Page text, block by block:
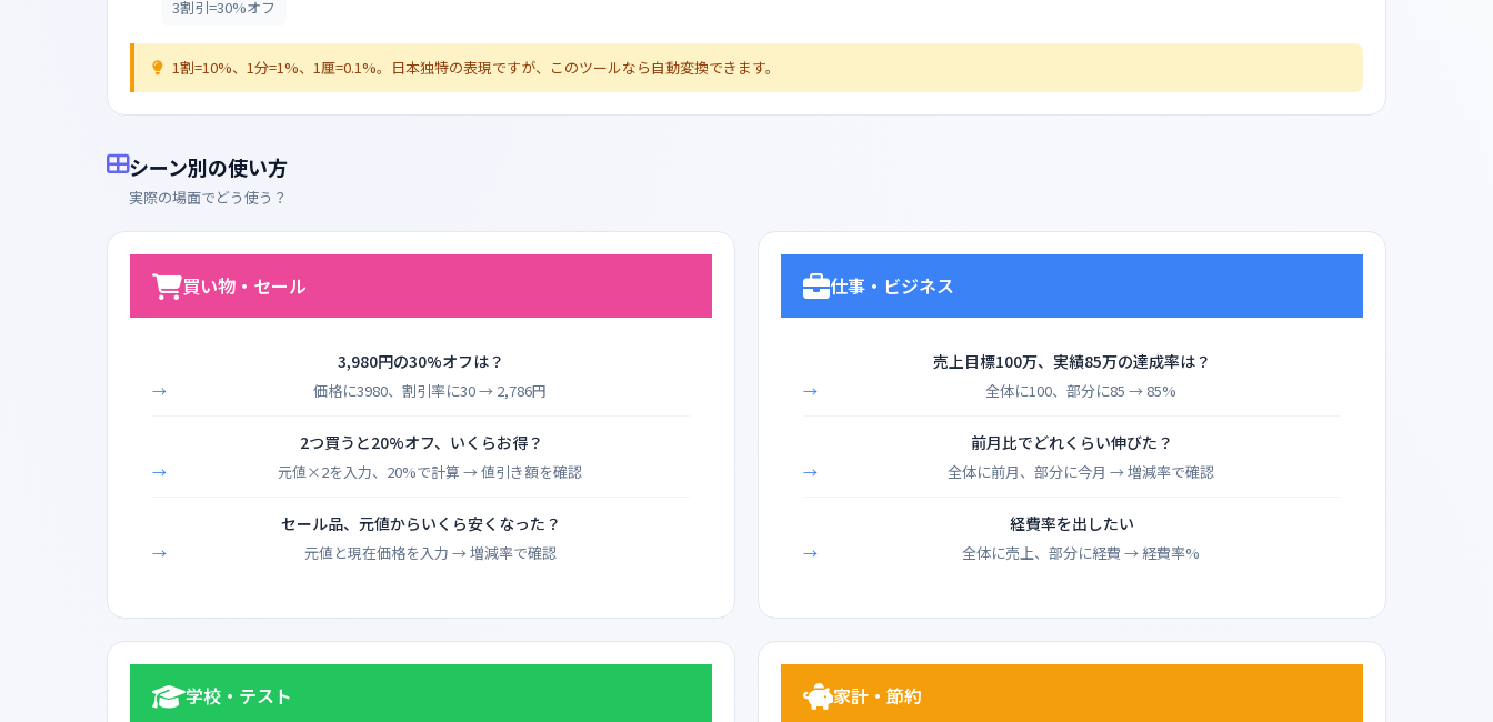
3割引=30%オフ
1割=10%、1分=1%、1厘=0.1%。日本独特の表現ですが、このツールなら自動変換できます。
シーン別の使い方
実際の場面でどう使う？
買い物・セール
3,980円の30%オフは？
価格に3980、割引率に30 → 2,786円
2つ買うと20%オフ、いくらお得？
元値×2を入力、20%で計算 → 値引き額を確認
セール品、元値からいくら安くなった？
元値と現在価格を入力 → 増減率で確認
仕事・ビジネス
売上目標100万、実績85万の達成率は？
全体に100、部分に85 → 85%
前月比でどれくらい伸びた？
全体に前月、部分に今月 → 増減率で確認
経費率を出したい
全体に売上、部分に経費 → 経費率%
学校・テスト 家計・節約